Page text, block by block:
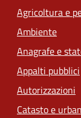
Agricoltura e
Ambiente
Anagrafe e
Appalti pubblici
Autorizzazioni
Catasto e